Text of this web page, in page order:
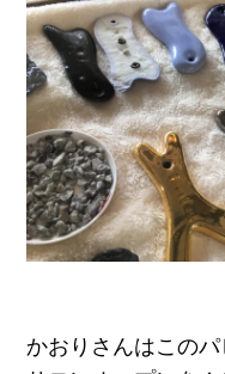
かおりさんはこの